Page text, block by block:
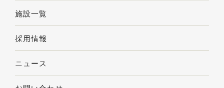
施設一覧
採用情報
ニュース